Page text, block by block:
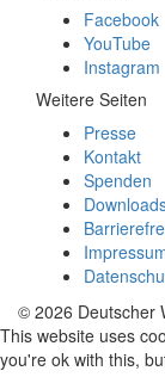
Facebook
YouTube
Instagram
Weitere Seiten
Presse
Kontakt
Spenden
© 2026 Deutscher
This website uses
you're ok with this,